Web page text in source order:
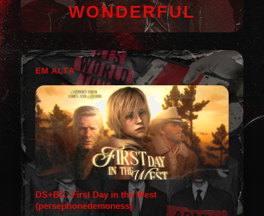
WONDERFUL
EM ALTA
DS+BC: First Day in the West
(persephonedemoness)